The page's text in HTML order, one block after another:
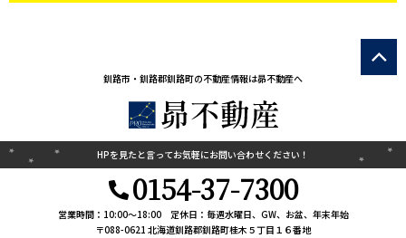
釧路市・釧路郡釧路町の不動産情報は昴不動産へ
HPを見たと言ってお気軽にお問い合わせください！
0154-37-7300
営業時間：10:00〜18:00
定休日：毎週水曜日、GW、お盆、年末年始
〒088-0621 北海道釧路郡釧路町桂木５丁目１６番地